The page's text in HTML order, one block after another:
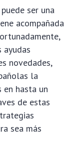
ser una
acompañada
ayudas
novedades,
la
hasta un
de estas
sea más